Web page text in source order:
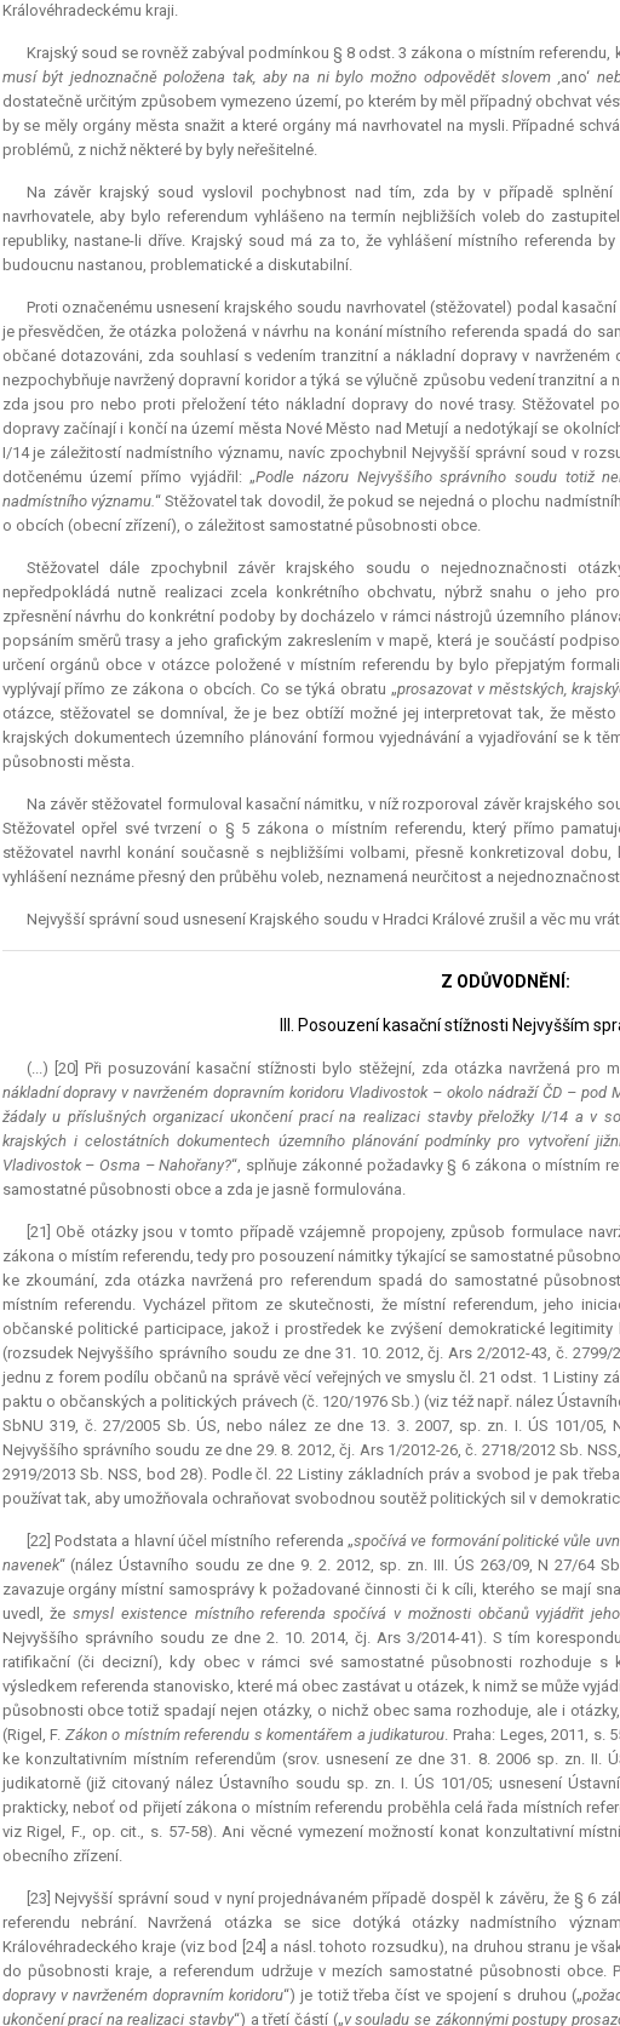
Královéhradeckému kraji.
Krajský soud se rovněž zabýval podmínkou § 8 odst. 3 zákona o místním referendu,
musí být jednoznačně položena tak, aby na ni bylo možno odpovědět slovem ,ano‘
dostatečně určitým způsobem vymezeno území, po kterém by měl případný obchvat
by se měly orgány města snažit a které orgány má navrhovatel na mysli. Případné
problémů, z nichž některé by byly neřešitelné.
Na závěr krajský soud vyslovil pochybnost nad tím, zda by v případě splnění
navrhovatele, aby bylo referendum vyhlášeno na termín nejbližších voleb do
republiky, nastane-li dříve. Krajský soud má za to, že vyhlášení místního referenda
budoucnu nastanou, problematické a diskutabilní.
Proti označenému usnesení krajského soudu navrhovatel (stěžovatel) podal
je přesvědčen, že otázka položená v návrhu na konání místního referenda spadá do
občané dotazováni, zda souhlasí s vedením tranzitní a nákladní dopravy v
nezpochybňuje navržený dopravní koridor a týká se výlučně způsobu vedení tranzitní a
zda jsou pro nebo proti přeložení této nákladní dopravy do nové trasy. Stěžovatel
dopravy začínají i končí na území města Nové Město nad Metují a nedotýkají se
I/14 je záležitostí nadmístního významu, navíc zpochybnil Nejvyšší správní soud v
dotčenému území přímo vyjádřil: „Podle názoru Nejvyššího správního soudu totiž
nadmístního významu.“ Stěžovatel tak dovodil, že pokud se nejedná o plochu
o obcích (obecní zřízení), o záležitost samostatné působnosti obce.
Stěžovatel dále zpochybnil závěr krajského soudu o nejednoznačnosti
nepředpokládá nutně realizaci zcela konkrétního obchvatu, nýbrž snahu o jeho
zpřesnění návrhu do konkrétní podoby by docházelo v rámci nástrojů územního
popsáním směrů trasy a jeho grafickým zakreslením v mapě, která je součástí
určení orgánů obce v otázce položené v místním referendu by bylo přepjatým
vyplývají přímo ze zákona o obcích. Co se týká obratu „prosazovat v městských,
otázce, stěžovatel se domníval, že je bez obtíží možné jej interpretovat tak, že
krajských dokumentech územního plánování formou vyjednávání a vyjadřování se k
působnosti města.
Na závěr stěžovatel formuloval kasační námitku, v níž rozporoval závěr krajského
Stěžovatel opřel své tvrzení o § 5 zákona o místním referendu, který přímo
stěžovatel navrhl konání současně s nejbližšími volbami, přesně konkretizoval dobu,
vyhlášení neznáme přesný den průběhu voleb, neznamená neurčitost a
Nejvyšší správní soud usnesení Krajského soudu v Hradci Králové zrušil a věc mu
Z ODŮVODNĚNÍ:
III. Posouzení kasační stížnosti Nejvyšším
(...) [20] Při posuzování kasační stížnosti bylo stěžejní, zda otázka navržená pro
nákladní dopravy v navrženém dopravním koridoru Vladivostok – okolo nádraží ČD –
žádaly u příslušných organizací ukončení prací na realizaci stavby přeložky I/14 a v
krajských i celostátních dokumentech územního plánování podmínky pro vytvoření
Vladivostok – Osma – Nahořany?“, splňuje zákonné požadavky § 6 zákona o místním
samostatné působnosti obce a zda je jasně formulována.
[21] Obě otázky jsou v tomto případě vzájemně propojeny, způsob formulace
zákona o místím referendu, tedy pro posouzení námitky týkající se samostatné
ke zkoumání, zda otázka navržená pro referendum spadá do samostatné
místním referendu. Vycházel přitom ze skutečnosti, že místní referendum, jeho
občanské politické participace, jakož i prostředek ke zvýšení demokratické
(rozsudek Nejvyššího správního soudu ze dne 31. 10. 2012, čj. Ars 2/2012-43, č.
jednu z forem podílu občanů na správě věcí veřejných ve smyslu čl. 21 odst. 1 Listiny
paktu o občanských a politických právech (č. 120/1976 Sb.) (viz též např. nález
SbNU 319, č. 27/2005 Sb. ÚS, nebo nález ze dne 13. 3. 2007, sp. zn. I. ÚS 101/
Nejvyššího správního soudu ze dne 29. 8. 2012, čj. Ars 1/2012-26, č. 2718/2012 Sb.
2919/2013 Sb. NSS, bod 28). Podle čl. 22 Listiny základních práv a svobod je pak
používat tak, aby umožňovala ochraňovat svobodnou soutěž politických sil v
[22] Podstata a hlavní účel místního referenda „spočívá ve formování politické vůle
navenek“ (nález Ústavního soudu ze dne 9. 2. 2012, sp. zn. III. ÚS 263/09, N 27/64
zavazuje orgány místní samosprávy k požadované činnosti či k cíli, kterého se mají
uvedl, žesmysl existence místního referenda spočívá v možnosti občanů vyjádřit
Nejvyššího správního soudu ze dne 2. 10. 2014, čj. Ars 3/2014-41). S tím
ratifikační (či decizní), kdy obec v rámci své samostatné působnosti rozhoduje s
výsledkem referenda stanovisko, které má obec zastávat u otázek, k nimž se může
působnosti obce totiž spadají nejen otázky, o nichž obec sama rozhoduje, ale i
(Rigel, F. Zákon o místním referendu s komentářem a judikaturou. Praha: Leges, 2011, s.
ke konzultativním místním referendům (srov. usnesení ze dne 31. 8. 2006 sp. zn. II.
judikatorně (již citovaný nález Ústavního soudu sp. zn. I. ÚS 101/05; usnesení
prakticky, neboť od přijetí zákona o místním referendu proběhla celá řada místních
viz Rigel, F., op. cit., s. 57-58). Ani věcné vymezení možností konat konzultativní
obecního zřízení.
[23] Nejvyšší správní soud v nyní projednávaném případě dospěl k závěru, že § 6
referendu nebrání. Navržená otázka se sice dotýká otázky nadmístního
Královéhradeckého kraje (viz bod [24] a násl. tohoto rozsudku), na druhou stranu je
do působnosti kraje, areferendum udržuje v mezích samostatné působnosti obce.
dopravy v navrženém dopravním koridoru“) je totiž třeba číst ve spojení s druhou („
ukončení prací na realizaci stavby“) a třetí částí („v souladu se zákonnými postupy